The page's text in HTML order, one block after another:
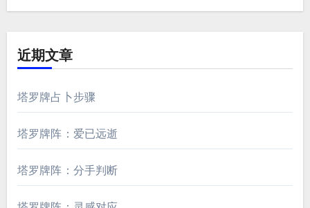
近期文章
塔罗牌占卜步骤
塔罗牌阵：爱已远逝
塔罗牌阵：分手判断